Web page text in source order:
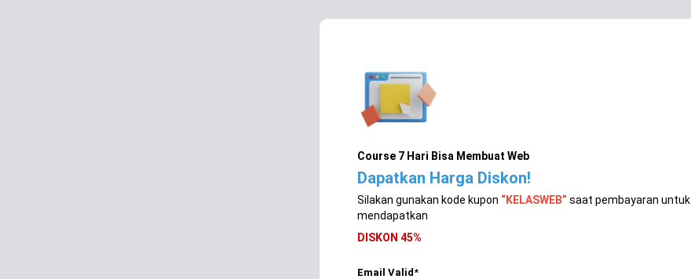
Course 7 Hari Bisa Membuat Web
Dapatkan Harga Diskon!
Silakan gunakan kode kupon “KELASWEB” saat pembayaran untuk
mendapatkan
DISKON 45%
Email Valid*